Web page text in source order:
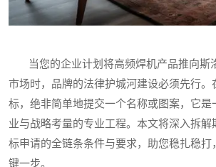
当您的企业计划将高频焊机产品推向斯
市场时，品牌的法律护城河建设必须先行。
标，绝非简单地提交一个名称或图案，它是
业与战略考量的专业工程。本文将深入拆解
标申请的全链条条件与要求，助您稳扎稳打
键一步。